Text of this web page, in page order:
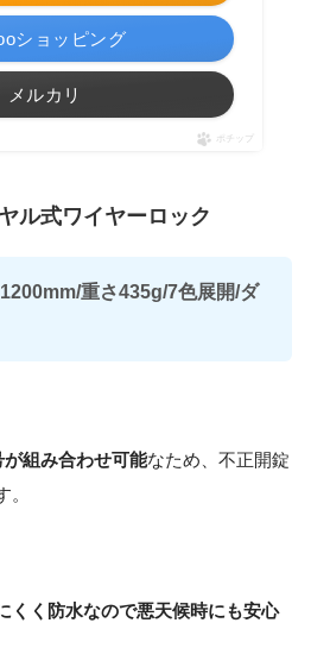
ショッピング
メルカリ
ポチップ
ル式ワイヤーロック
重さ435g/7色展開/ダ
組み合わせ可能なため、不正開錠
くく防水なので悪天候時にも安心